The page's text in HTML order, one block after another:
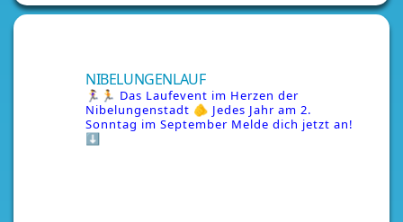
NIBELUNGENLAUF
🏃‍♀️🏃 Das Laufevent im Herzen der
Nibelungenstadt 🫵 Jedes Jahr am 2.
Sonntag im September Melde dich jetzt an!
⬇️